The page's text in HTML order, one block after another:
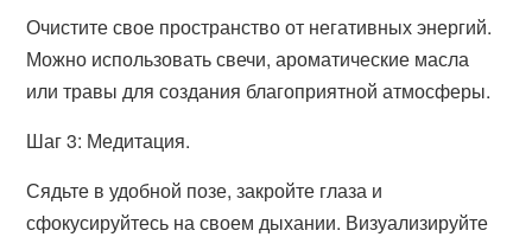
Очистите свое пространство от негативных энергий.
Можно использовать свечи, ароматические масла
или травы для создания благоприятной атмосферы.
Шаг 3: Медитация.
Сядьте в удобной позе, закройте глаза и
сфокусируйтесь на своем дыхании. Визуализируйте